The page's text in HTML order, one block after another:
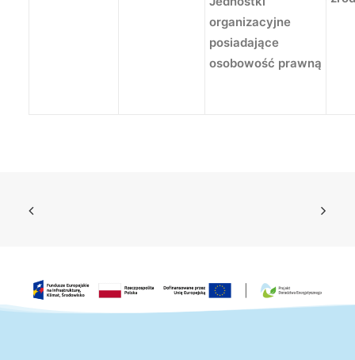
organizacyjne
posiadające
osobowość prawną